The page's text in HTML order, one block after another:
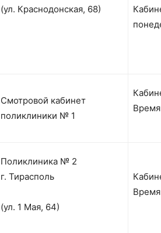
(ул. Краснодонская, 68)
Смотровой кабинет
поликлиники № 1
Поликлиника № 2
г. Тирасполь
(ул. 1 Мая, 64)